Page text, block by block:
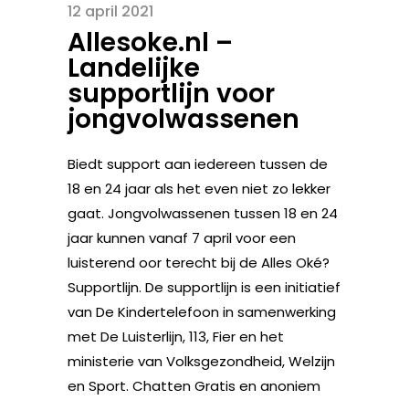
12 april 2021
Allesoke.nl –
Landelijke
supportlijn voor
jongvolwassenen
Biedt support aan iedereen tussen de
18 en 24 jaar als het even niet zo lekker
gaat. Jongvolwassenen tussen 18 en 24
jaar kunnen vanaf 7 april voor een
luisterend oor terecht bij de Alles Oké?
Supportlijn. De supportlijn is een initiatief
van De Kindertelefoon in samenwerking
met De Luisterlijn, 113, Fier en het
ministerie van Volksgezondheid, Welzijn
en Sport. Chatten Gratis en anoniem